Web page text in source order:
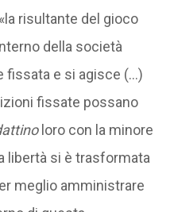
«la risultante del gioco
della società
fissata e si agisce (…)
fissate possano
loro con la minore
libertà si è trasformata
meglio amministrare